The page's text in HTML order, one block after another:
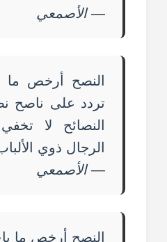
—الأصمعي
النصح أرخص ما
تردد على ناصح
النصائح لا
الرجال ذوي
—الأصمعي
النصح أرخص ما